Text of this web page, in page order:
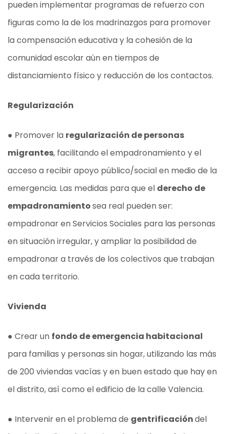
pueden implementar programas de refuerzo con
figuras como la de los madrinazgos para promover
la compensación educativa y la cohesión de la
comunidad escolar aún en tiempos de
distanciamiento físico y reducción de los contactos.
Regularización
● Promover la regularización de personas
migrantes, facilitando el empadronamiento y el
acceso a recibir apoyo público/social en medio de la
emergencia. Las medidas para que el derecho de
empadronamientosea real pueden ser:
empadronar en Servicios Sociales para las personas
en situación irregular, y ampliar la posibilidad de
empadronar a través de los colectivos que trabajan
en cada territorio.
Vivienda
● Crear un fondo de emergencia habitacional
para familias y personas sin hogar, utilizando las más
de 200 viviendas vacías y en buen estado que hay en
el distrito, así como el edificio de la calle Valencia.
● Intervenir en el problema de gentrificacióndel